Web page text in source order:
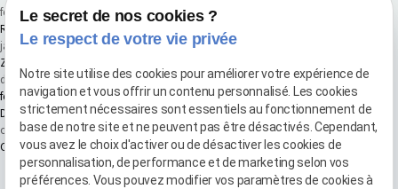
février 2026
Renouvellement de la certification Qualibat pour la 6ᵉ année consécutive
janvier 2026
Zone d'intervention pour vos travaux de Maçonnerie, Carrelage & Maitrise d'ouvrage
décembre 2025
fermeture annuel 2025
Des travaux pensés pour les Pros
octobre 2025
Carrelage : les types et formats tendance à adopter en 2025
Voir toutes les actualités
Le secret de nos cookies ?
Le respect de votre vie privée
Notre site utilise des cookies pour améliorer votre expérience de
navigation et vous offrir un contenu personnalisé. Les cookies
strictement nécessaires sont essentiels au fonctionnement de
base de notre site et ne peuvent pas être désactivés. Cependant,
vous avez le choix d'activer ou de désactiver les cookies de
personnalisation, de performance et de marketing selon vos
préférences. Vous pouvez modifier vos paramètres de cookies à